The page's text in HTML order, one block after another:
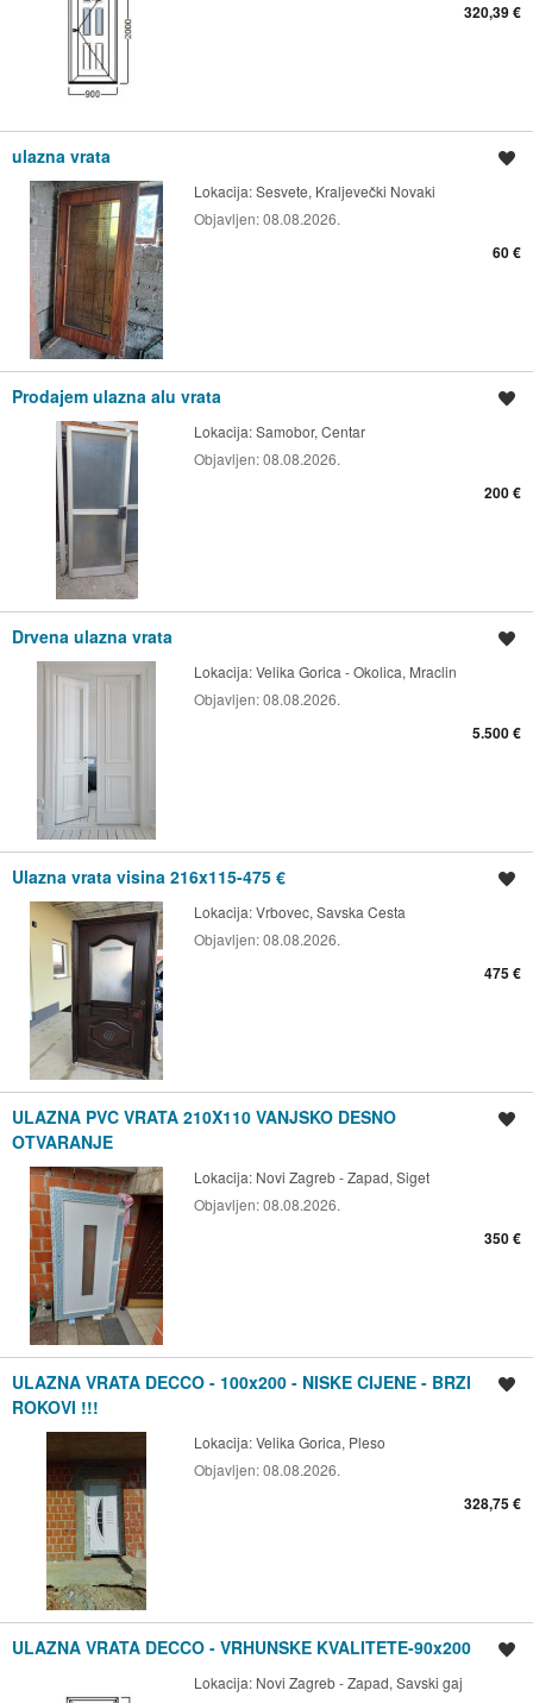
320,39 €
ulazna vrata
Lokacija:Sesvete, Kraljevečki Novaki
Objavljen:08.08.2026.
60 €
Prodajem ulazna alu vrata
Lokacija:Samobor, Centar
Objavljen:08.08.2026.
200 €
Drvena ulazna vrata
Lokacija:Velika Gorica - Okolica, Mraclin
Objavljen:08.08.2026.
5.500 €
Ulazna vrata visina 216x115-475 €
Lokacija:Vrbovec, Savska Cesta
Objavljen:08.08.2026.
475 €
ULAZNA PVC VRATA 210X110 VANJSKO DESNO
OTVARANJE
Lokacija: Novi Zagreb - Zapad, Siget
Objavljen:08.08.2026.
350 €
ULAZNA VRATA DECCO - 100x200 - NISKE CIJENE - BRZI
ROKOVI !!!
Lokacija:Velika Gorica, Pleso
Objavljen:08.08.2026.
328,75 €
ULAZNA VRATA DECCO - VRHUNSKE KVALITETE-90x200
Lokacija: Novi Zagreb - Zapad, Savski gaj